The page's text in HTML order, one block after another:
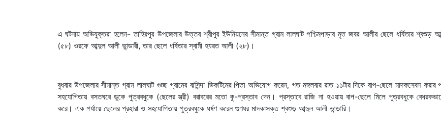
এ ঘটনায় অভিযুক্তরা হলেন- তাহিরপুর উপজেলার উত্তর শ্রীপুর ইউনিয়নের সীমান্ত গ্রাম লালঘাট পশ্চিমপাড়ার মৃত জবর আলীর ছেলে ধর্ষিতার শ্বশুড়
(৫৮) ওরফে আব্দুল আলী ভান্ডারী, তার ছেলে ধর্ষিতার স্বামী হযরত আলী (২৮)।
বুধবার উপজেলার সীমান্ত গ্রাম লালঘাট গুচ্ছ গ্রামের বাসিন্দা ভিকটিমের পিতা অভিযোগ করেন, গত মঙ্গলবার রাত ১১টার দিকে বাপ-ছেলে মাদকসেবন করার
সহযোগিতায় বসতঘরে ডুকে পুত্রবধুকে (ছেলের স্ত্রী) বরাবরের মতো কূ-প্রস্তাব দেন। প্রস্তাবে রাজি না হওয়ায় বাপ-ছেলে মিলে পুত্রবধুকে
করে। এক পর্যায়ে ছেলের প্রহারা ও সহযোগিতায় পুত্রবধুকে ধর্ষণ করেন গুণধর মাদকাসক্ত শ্বশুড় আব্দুল আলী ভান্ডারি।